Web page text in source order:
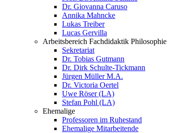
Dr. Giovanna Caruso
Annika Mahncke
Lukas Treiber
Lucas Gervilla
Arbeitsbereich Fachdidaktik Philosophie
Sekretariat
Dr. Tobias Gutmann
Dr. Dirk Schulte-Tickmann
Jürgen Müller M.A.
Dr. Victoria Oertel
Uwe Röser (LA)
Stefan Pohl (LA)
Ehemalige
Professoren im Ruhestand
Ehemalige Mitarbeitende